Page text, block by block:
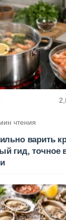
чтения
варить
гид, точное